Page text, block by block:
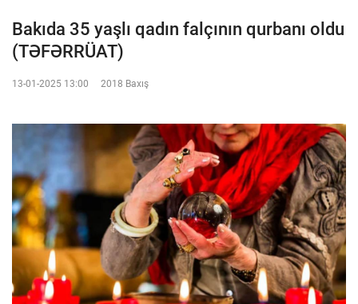
Bakıda 35 yaşlı qadın falçının qurbanı oldu
(TƏFƏRRÜAT)
13-01-2025 13:00 2018 Baxış